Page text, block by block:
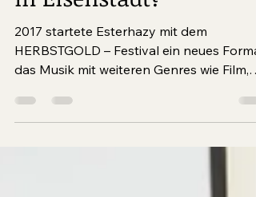
4 Min. Lesezeit
Was bietet das
HERBSTGOLD – Festival
in Eisenstadt?